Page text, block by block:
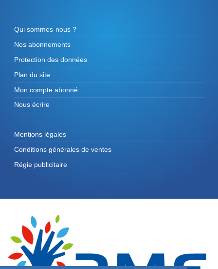
Qui sommes-nous ?
Nos abonnements
Protection des données
Plan du site
Mon compte abonné
Nous écrire
Mentions légales
Conditions générales de ventes
Régie publicitaire